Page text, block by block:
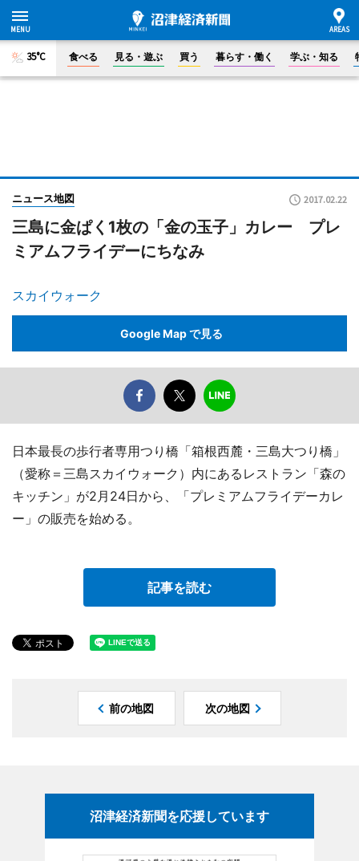
35°C 食べる 見る・遊ぶ 買う 暮らす・働く 学ぶ・知る
ニュース地図 2017.02.22
三島に金ぱく1枚の「金の玉子」カレー プレ
ミアムフライデーにちなみ
スカイウォーク
Google Map で見る
日本最長の歩行者専用つり橋「箱根西麓・三島大つり橋」
（愛称＝三島スカイウォーク）内にあるレストラン「森の
キッチン」が2月24日から、「プレミアムフライデーカレ
ー」の販売を始める。
記事を読む
前の地図 次の地図
沼津経済新聞を応援しています